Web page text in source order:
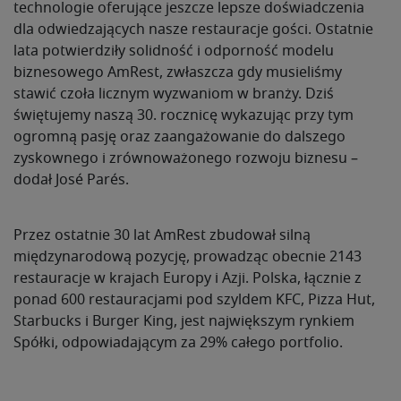
technologie oferujące jeszcze lepsze doświadczenia
dla odwiedzających nasze restauracje gości. Ostatnie
lata potwierdziły solidność i odporność modelu
biznesowego AmRest, zwłaszcza gdy musieliśmy
stawić czoła licznym wyzwaniom w branży. Dziś
świętujemy naszą 30. rocznicę wykazując przy tym
ogromną pasję oraz zaangażowanie do dalszego
zyskownego i zrównoważonego rozwoju biznesu –
dodał José Parés.
Przez ostatnie 30 lat AmRest zbudował silną
międzynarodową pozycję, prowadząc obecnie 2143
restauracje w krajach Europy i Azji. Polska, łącznie z
ponad 600 restauracjami pod szyldem KFC, Pizza Hut,
Starbucks i Burger King, jest największym rynkiem
Spółki, odpowiadającym za 29% całego portfolio.